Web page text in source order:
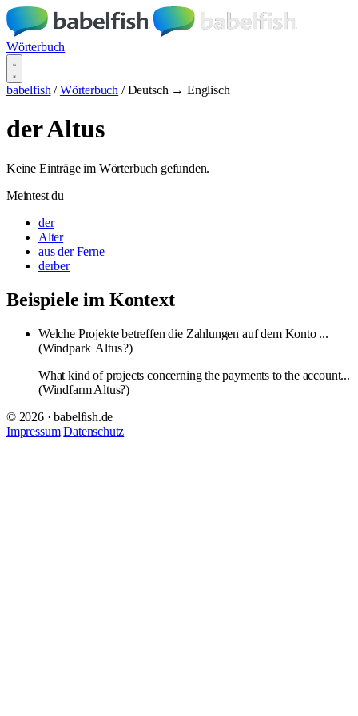
Wörterbuch
babelfish / Wörterbuch / Deutsch → Englisch
der Altus
Keine Einträge im Wörterbuch gefunden.
Meintest du
der
Alter
aus der Ferne
derber
Beispiele im Kontext
Welche Projekte betreffen die Zahlungen auf dem Konto ...
(Windpark Altus?)
What kind of projects concerning the payments to the account...
(Windfarm Altus?)
© 2026 · babelfish.de
Impressum Datenschutz